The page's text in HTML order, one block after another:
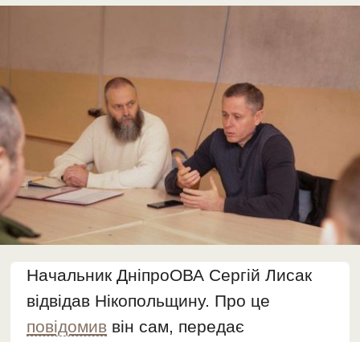
Начальник ДніпроОВА Сергій Лисак
відвідав Нікопольщину. Про це
повідомив він сам, передає